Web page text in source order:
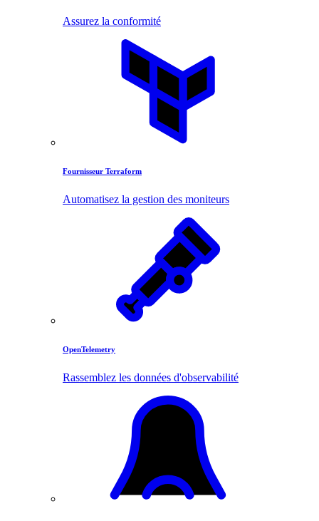
Assurez la conformité
Fournisseur Terraform
Automatisez la gestion des moniteurs
OpenTelemetry
Rassemblez les données d'observabilité